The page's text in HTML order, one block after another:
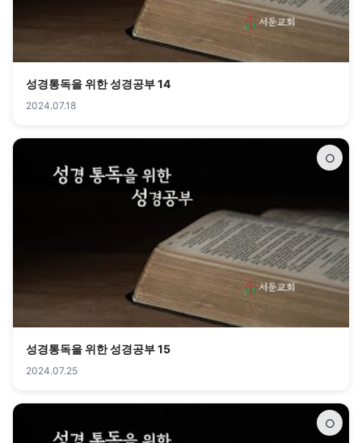
성경통독을 위한 성경공부 14
2024.07.18
○
성경통독을 위한 성경공부 15
2024.07.25
○